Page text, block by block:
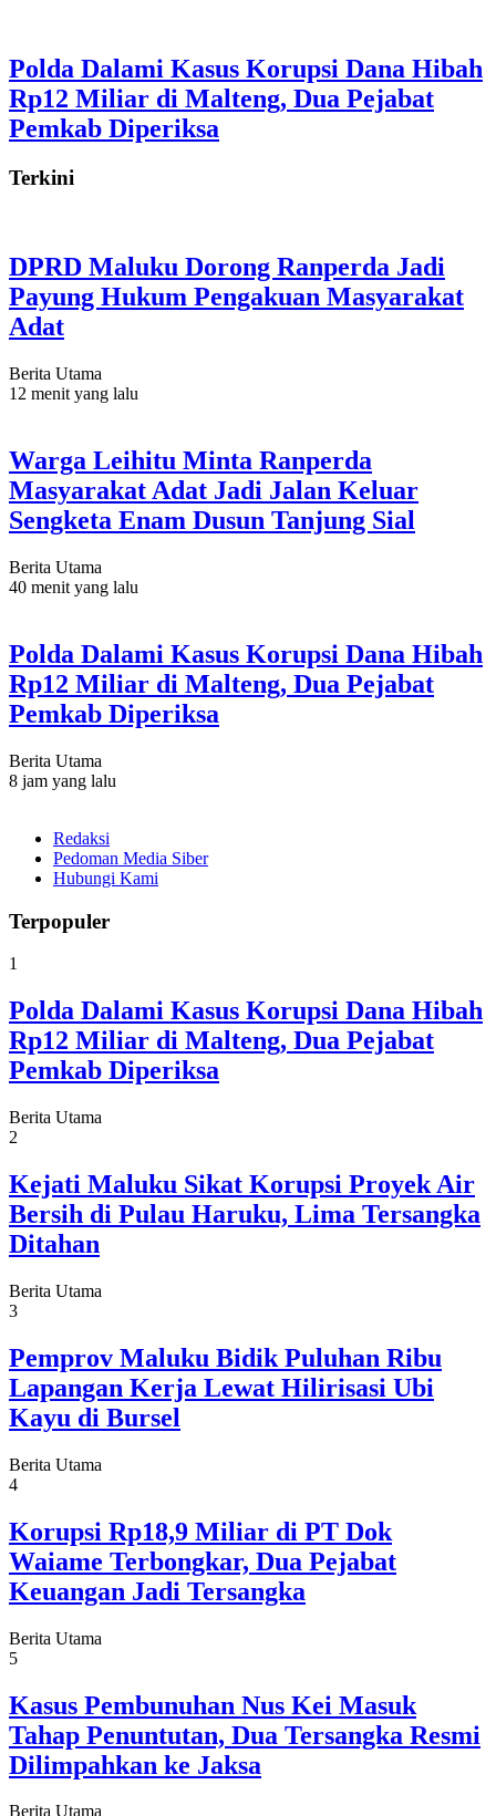
Polda Dalami Kasus Korupsi Dana Hibah
Rp12 Miliar di Malteng, Dua Pejabat
Pemkab Diperiksa
Terkini
DPRD Maluku Dorong Ranperda Jadi
Payung Hukum Pengakuan Masyarakat
Adat
Berita Utama
12 menit yang lalu
Warga Leihitu Minta Ranperda
Masyarakat Adat Jadi Jalan Keluar
Sengketa Enam Dusun Tanjung Sial
Berita Utama
40 menit yang lalu
Polda Dalami Kasus Korupsi Dana Hibah
Rp12 Miliar di Malteng, Dua Pejabat
Pemkab Diperiksa
Berita Utama
8 jam yang lalu
Redaksi
Pedoman Media Siber
Hubungi Kami
Terpopuler
1
Polda Dalami Kasus Korupsi Dana Hibah
Rp12 Miliar di Malteng, Dua Pejabat
Pemkab Diperiksa
Berita Utama
2
Kejati Maluku Sikat Korupsi Proyek Air
Bersih di Pulau Haruku, Lima Tersangka
Ditahan
Berita Utama
3
Pemprov Maluku Bidik Puluhan Ribu
Lapangan Kerja Lewat Hilirisasi Ubi
Kayu di Bursel
Berita Utama
4
Korupsi Rp18,9 Miliar di PT Dok
Waiame Terbongkar, Dua Pejabat
Keuangan Jadi Tersangka
Berita Utama
5
Kasus Pembunuhan Nus Kei Masuk
Tahap Penuntutan, Dua Tersangka Resmi
Dilimpahkan ke Jaksa
Berita Utama